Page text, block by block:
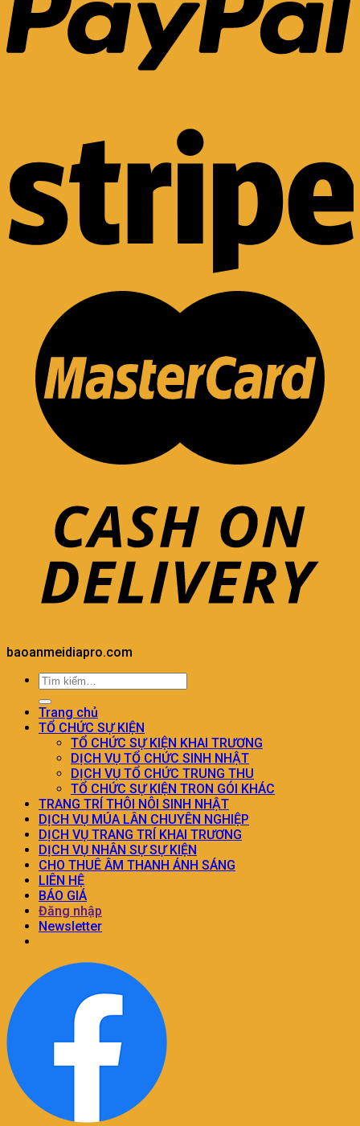
baoanmeidiapro.com
Trang chủ
TỔ CHỨC SỰ KIỆN
TỔ CHỨC SỰ KIỆN KHAI TRƯƠNG
DỊCH VỤ TỔ CHỨC SINH NHẬT
DỊCH VỤ TỔ CHỨC TRUNG THU
TỔ CHỨC SỰ KIỆN TRON GÓI KHÁC
TRANG TRÍ THÔI NÔI SINH NHẬT
DỊCH VỤ MÚA LÂN CHUYÊN NGHIỆP
DỊCH VỤ TRANG TRÍ KHAI TRƯƠNG
DỊCH VỤ NHÂN SỰ SỰ KIỆN
CHO THUÊ ÂM THANH ÁNH SÁNG
LIÊN HỆ
BÁO GIÁ
Đăng nhập
Newsletter